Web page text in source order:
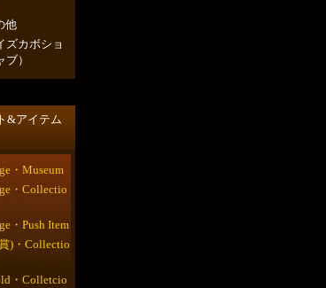
他
ズカボショ
）
&アイテム
・Museum
・Collectio
・Push Item
)・Collectio
・Colletcio